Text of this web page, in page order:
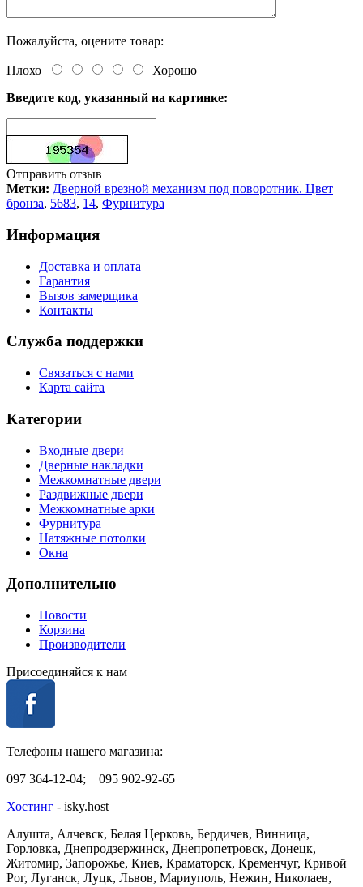
Пожалуйста, оцените товар:
Плохо
Хорошо
Введите код, указанный на картинке:
Отправить отзыв
Метки: Дверной врезной механизм под поворотник. Цвет
бронза, 5683, 14, Фурнитура
Информация
Доставка и оплата
Гарантия
Вызов замерщика
Контакты
Служба поддержки
Связаться с нами
Карта сайта
Категории
Входные двери
Дверные накладки
Межкомнатные двери
Раздвижные двери
Межкомнатные арки
Фурнитура
Натяжные потолки
Окна
Дополнительно
Новости
Корзина
Производители
Присоединяйся к нам
Телефоны нашего магазина:
097 364-12-04; 095 902-92-65
Хостинг - isky.host
Алушта, Алчевск, Белая Церковь, Бердичев, Винница,
Горловка, Днепродзержинск, Днепропетровск, Донецк,
Житомир, Запорожье, Киев, Краматорск, Кременчуг, Кривой
Рог, Луганск, Луцк, Львов, Мариуполь, Нежин, Николаев,